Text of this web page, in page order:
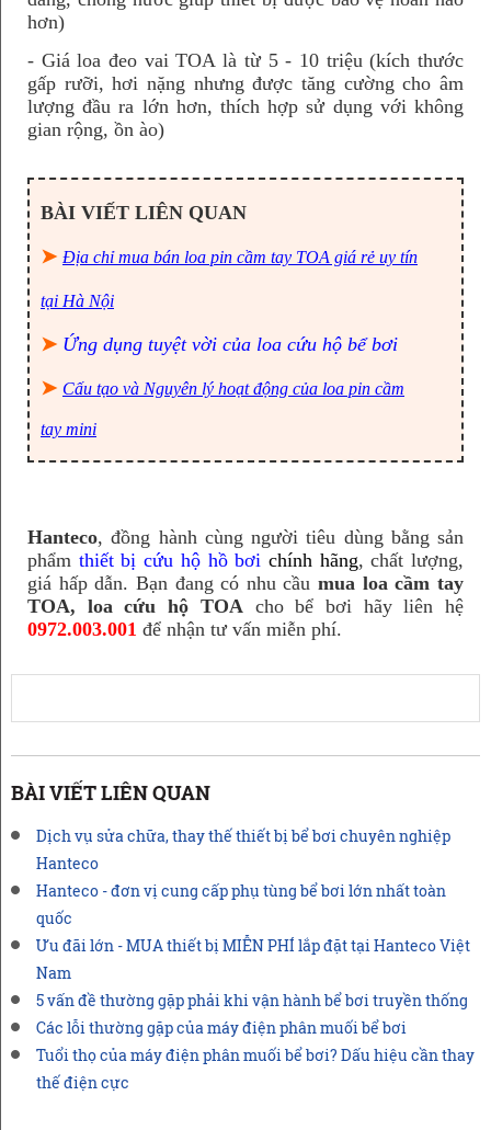
hơn)
- Giá loa đeo vai TOA là từ 5 - 10 triệu (kích thước
gấp rưỡi, hơi nặng nhưng được tăng cường cho âm
lượng đầu ra lớn hơn, thích hợp sử dụng với không
gian rộng, ồn ào)
BÀI VIẾT LIÊN QUAN
➤ Địa chỉ mua bán loa pin cầm tay TOA giá rẻ uy tín
tại Hà Nội
➤ Ứng dụng tuyệt vời của loa cứu hộ bể bơi
➤ Cấu tạo và Nguyên lý hoạt động của loa pin cầm
tay mini
Hanteco, đồng hành cùng người tiêu dùng bằng sản
phẩm thiết bị cứu hộ hồ bơi chính hãng, chất lượng,
giá hấp dẫn. Bạn đang có nhu cầumua loa cầm tay
TOA, loa cứu hộ TOA cho bể bơi hãy liên hệ
0972.003.001 để nhận tư vấn miễn phí.
BÀI VIẾT LIÊN QUAN
Dịch vụ sửa chữa, thay thế thiết bị bể bơi chuyên nghiệp
Hanteco
Hanteco - đơn vị cung cấp phụ tùng bể bơi lớn nhất toàn
quốc
Ưu đãi lớn - MUA thiết bị MIỄN PHÍ lắp đặt tại Hanteco Việt
Nam
5 vấn đề thường gặp phải khi vận hành bể bơi truyền thống
Các lỗi thường gặp của máy điện phân muối bể bơi
Tuổi thọ của máy điện phân muối bể bơi? Dấu hiệu cần thay
thế điện cực